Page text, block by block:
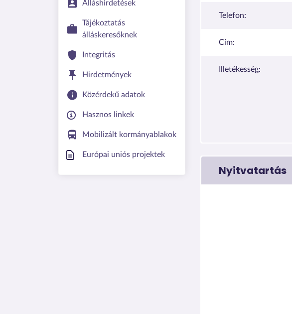
Álláshirdetések
Tájékoztatás
álláskeresőknek
Integritás
Hirdetmények
Közérdekű adatok
Hasznos linkek
Mobilizált kormányablakok
Európai uniós projektek
Telefon:
Cím:
Illetékesség:
Nyitvatartás